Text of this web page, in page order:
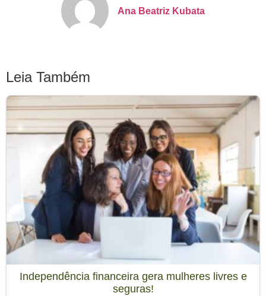
Ana Beatriz Kubata
Leia Também
Independência financeira gera mulheres livres e
seguras!